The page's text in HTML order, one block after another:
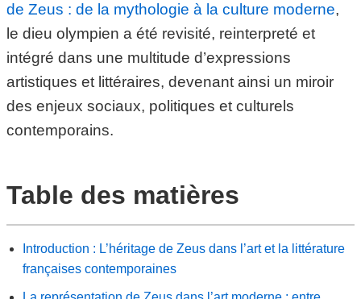
de Zeus : de la mythologie à la culture moderne,
le dieu olympien a été revisité, reinterpreté et
intégré dans une multitude d’expressions
artistiques et littéraires, devenant ainsi un miroir
des enjeux sociaux, politiques et culturels
contemporains.
Table des matières
Introduction : L’héritage de Zeus dans l’art et la littérature
françaises contemporaines